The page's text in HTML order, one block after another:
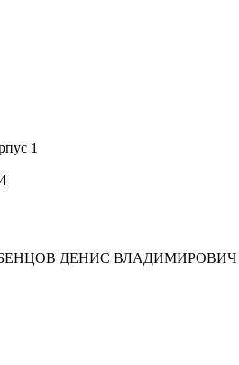
1
ДЕНИС ВЛАДИМИРОВИЧ